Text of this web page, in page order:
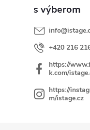
info@
+420 216
https://
k.com/
https://
m/istage.cz